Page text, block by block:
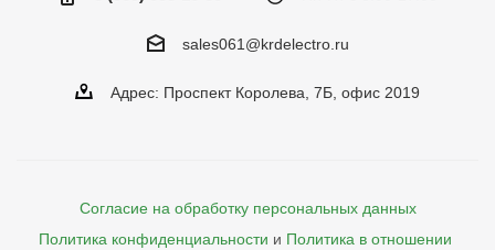
sales061@krdelectro.ru
Адрес: Проспект Королева, 7Б, офис 2019
Согласие на обработку персональных данных
Политика конфиденциальности и Политика в отношении